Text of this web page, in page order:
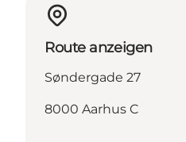
Route anzeigen
Søndergade 27
8000 Aarhus C